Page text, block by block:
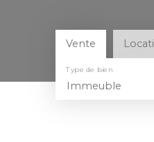
Vente
Immeuble
Type de bien